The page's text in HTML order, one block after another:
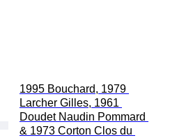
1995 Bouchard, 1979
Larcher Gilles, 1961
Doudet Naudin Pommard
& 1973 Corton Clos du